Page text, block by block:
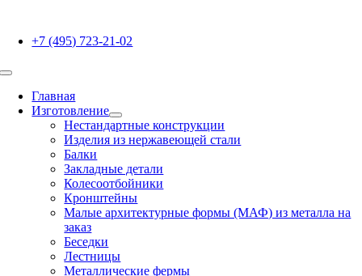
content+7 (495) 723-21-02
Toggle
NavigationГлавная
Изготовление
Нестандартные конструкции
Изделия из нержавеющей стали
Балки
Закладные детали
Колесоотбойники
Кронштейны
Малые архитектурные формы (МАФ) из металла на
заказ
Беседки
Лестницы
Металлические фермы